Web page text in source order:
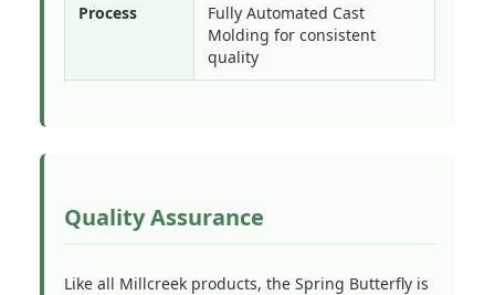
Process
Fully Automated Cast
Molding for consistent
quality
Quality Assurance
Like all Millcreek products, the Spring Butterfly is